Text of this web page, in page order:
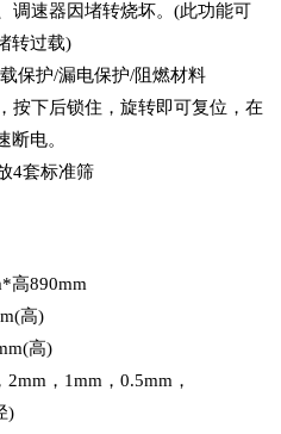
调速器因堵转烧坏。(此功能可
转过载)
保护/漏电保护/阻燃材料
按下后锁住，旋转即可复位，在
断电。
4套标准筛
高890mm
高)
高)
，1mm，0.5mm，
)